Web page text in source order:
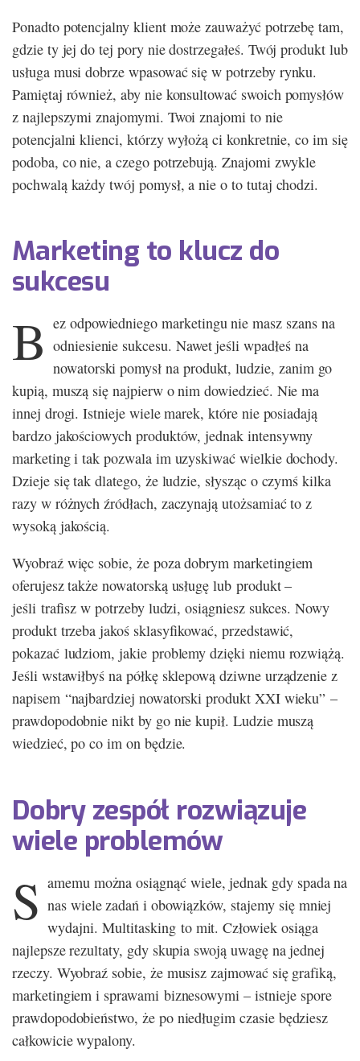
Ponadto potencjalny klient może zauważyć potrzebę tam,
gdzie ty jej do tej pory nie dostrzegałeś. Twój produkt lub
usługa musi dobrze wpasować się w potrzeby rynku.
Pamiętaj również, aby nie konsultować swoich pomysłów
z najlepszymi znajomymi. Twoi znajomi to nie
potencjalni klienci, którzy wyłożą ci konkretnie, co im się
podoba, co nie, a czego potrzebują. Znajomi zwykle
pochwalą każdy twój pomysł, a nie o to tutaj chodzi.
Marketing to klucz do
sukcesu
B ez odpowiedniego marketingu nie masz szans na
odniesienie sukcesu. Nawet jeśli wpadłeś na
nowatorski pomysł na produkt, ludzie, zanim go
kupią, muszą się najpierw o nim dowiedzieć. Nie ma
innej drogi. Istnieje wiele marek, które nie posiadają
bardzo jakościowych produktów, jednak intensywny
marketing i tak pozwala im uzyskiwać wielkie dochody.
Dzieje się tak dlatego, że ludzie, słysząc o czymś kilka
razy w różnych źródłach, zaczynają utożsamiać to z
wysoką jakością.
Wyobraź więc sobie, że poza dobrym marketingiem
oferujesz także nowatorską usługę lub produkt –
jeśli trafisz w potrzeby ludzi, osiągniesz sukces. Nowy
produkt trzeba jakoś sklasyfikować, przedstawić,
pokazać ludziom, jakie problemy dzięki niemu rozwiążą.
Jeśli wstawiłbyś na półkę sklepową dziwne urządzenie z
napisem “najbardziej nowatorski produkt XXI wieku” –
prawdopodobnie nikt by go nie kupił. Ludzie muszą
wiedzieć, po co im on będzie.
Dobry zespół rozwiązuje
wiele problemów
S amemu można osiągnąć wiele, jednak gdy spada na
nas wiele zadań i obowiązków, stajemy się mniej
wydajni. Multitasking to mit. Człowiek osiąga
najlepsze rezultaty, gdy skupia swoją uwagę na jednej
rzeczy. Wyobraź sobie, że musisz zajmować się grafiką,
marketingiem i sprawami biznesowymi – istnieje spore
prawdopodobieństwo, że po niedługim czasie będziesz
całkowicie wypalony.